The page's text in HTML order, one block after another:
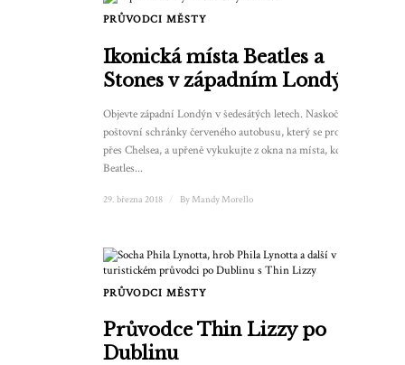
PRŮVODCI MĚSTY
Ikonická místa Beatles a
Stones v západním Londýně
Objevte západní Londýn v šedesátých letech. Naskočte do
poštovní schránky červeného autobusu, který se prohání
přes Chelsea, a upřeně vykukujte z okna na místa, kde
Beatles...
29. března 2018 By Mandy Morello
PRŮVODCI MĚSTY
Průvodce Thin Lizzy po
Dublinu